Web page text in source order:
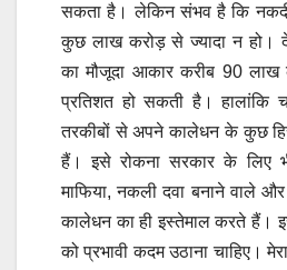
सकता है। लेकिन संभव है कि
कुछ लाख करोड़ से ज्यादा न हो।
का मौजूदा आकार करीब 90
प्रतिशत हो सकती है। हालांकि
तरकीबों से अपने कालेधन के कुछ
हैं। इसे रोकना सरकार के लिए
माफिया, नकली दवा बनाने वाले
कालेधन का ही इस्तेमाल करते हैं।
को प्रभावी कदम उठाना चाहिए।